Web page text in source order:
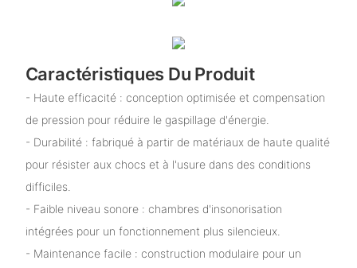
Caractéristiques Du Produit
- Haute efficacité : conception optimisée et compensation
de pression pour réduire le gaspillage d'énergie.
- Durabilité : fabriqué à partir de matériaux de haute qualité
pour résister aux chocs et à l'usure dans des conditions
difficiles.
- Faible niveau sonore : chambres d'insonorisation
intégrées pour un fonctionnement plus silencieux.
- Maintenance facile : construction modulaire pour un